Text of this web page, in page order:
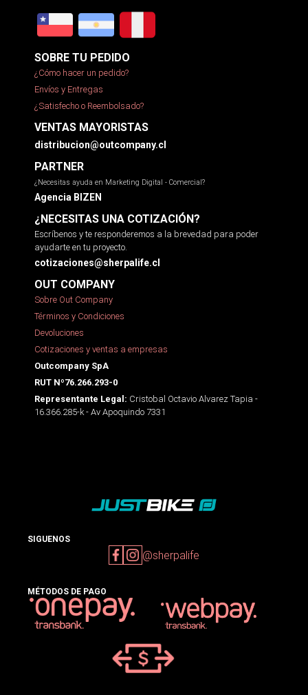
SOBRE TU PEDIDO
¿Cómo hacer un pedido?
Envíos y Entregas
¿Satisfecho o Reembolsado?
VENTAS MAYORISTAS
distribucion@outcompany.cl
PARTNER
¿Necesitas ayuda en Marketing Digital - Comercial?
Agencia BIZEN
¿NECESITAS UNA COTIZACIÓN?
Escríbenos y te responderemos a la brevedad para poder
ayudarte en tu proyecto.
cotizaciones@sherpalife.cl
OUT COMPANY
Sobre Out Company
Términos y Condiciones
Devoluciones
Cotizaciones y ventas a empresas
Outcompany SpA
RUT Nº76.266.293-0
Representante Legal: Cristobal Octavio Alvarez Tapia -
16.366.285-k - Av Apoquindo 7331
SIGUENOS
@sherpalife
MÉTODOS DE PAGO